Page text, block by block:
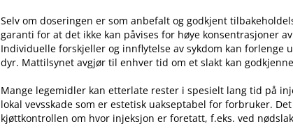
Selv om doseringen er som anbefalt og godkjent
garanti for at det ikke kan påvises for høye konsentrasjoner
Individuelle forskjeller og innflytelse av sykdom kan forlenge
dyr. Mattilsynet avgjør til enhver tid om et slakt kan
Mange legemidler kan etterlate rester i spesielt lang tid på
lokal vevsskade som er estetisk uakseptabel for forbruker.
kjøttkontrollen om hvor injeksjon er foretatt, f.eks. ved